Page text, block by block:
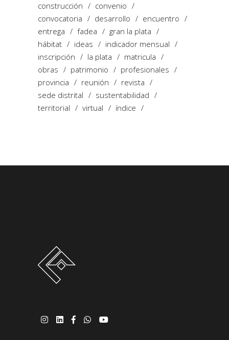
construcción
convenio
convocatoria
desarrollo
encuentro
entrega
fadea
gran la plata
hábitat
ideas
indicador mensual
inscripción
la plata
matricula
obras
patrimonio
profesionales
provincia
reunión
revista
sede distrital
sustentabilidad
territorial
virtual índice